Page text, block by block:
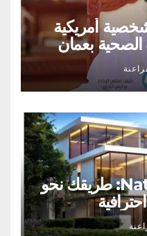
أمريكية
بعمان
شركة Nations of Sky: طريقك نحو